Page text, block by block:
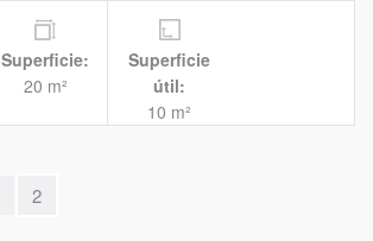
Superficie:
20 m²
Superficie
útil:
10 m²
2